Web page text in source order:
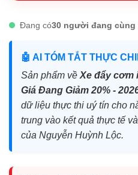
Đang có30 người đang cùng
🤖 AI TÓM TẮT THỰC
Sản phẩm về Xe đẩy cơm
Giá Đang Giảm 20% -
dữ liệu thực thi uý tín cho
trung vào kết quả thực tế
của Nguyễn Huỳnh Lộc.